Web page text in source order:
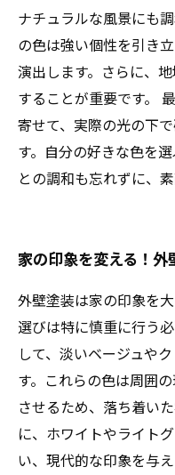
ナチュラルな風景にも
の色は強い個性を引き
演出します。さらに、
することが重要です。
寄せて、実際の光の下
す。自分の好きな色を
との調和も忘れずに、
家の印象を変える！
外壁塗装は家の印象を
選びは特に慎重に行う
して、淡いベージュや
す。これらの色は周囲
させるため、落ち着い
に、ホワイトやライト
い、現代的な印象を与